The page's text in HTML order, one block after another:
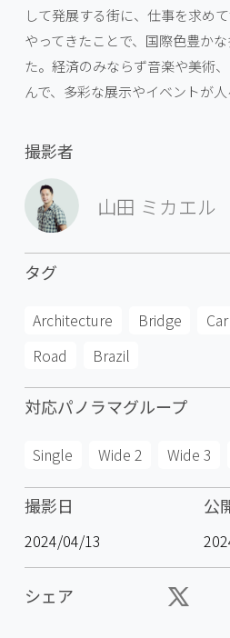
して発展する街に、仕事を求め
やってきたことで、国際色豊か
た。経済のみならず音楽や美術
んで、多彩な展示やイベントが
撮影者
山田 ミカエル
タグ
Architecture Bridge Car
Road
Brazil
対応パノラマグループ
Single Wide 2 Wide 3
撮影日
2024/04/13
公
シェア